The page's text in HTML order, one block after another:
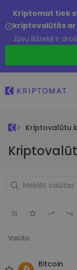
Kriptomat tiek
kriptovalūtās ar
Jūsu līdzekļi ir
Kriptovalūtu
Valūta
Bitcoin